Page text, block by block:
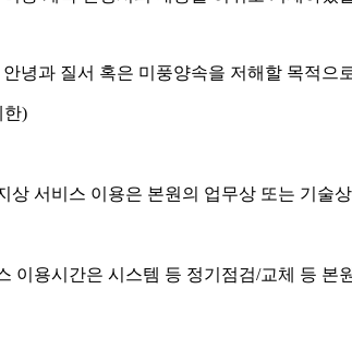
녕과 질서 혹은 미풍양속을 저해할 목적으
한)
상 서비스 이용은 본원의 업무상 또는 기술
이용시간은 시스템 등 정기점검/교체 등 본